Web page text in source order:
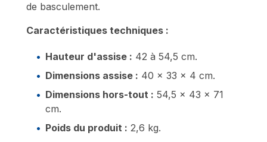
de basculement.
Caractéristiques techniques :
Hauteur d'assise : 42 à 54,5 cm.
Dimensions assise : 40 x 33 x 4 cm.
Dimensions hors-tout : 54,5 x 43 x 71
cm.
Poids du produit : 2,6 kg.